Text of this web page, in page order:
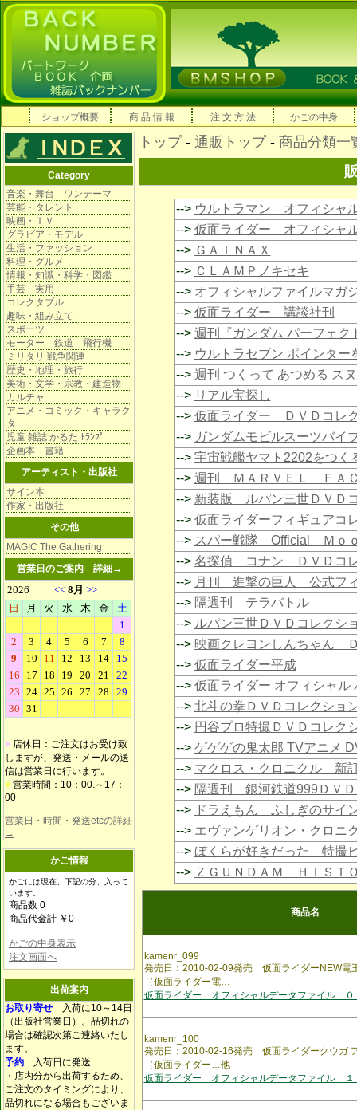
ショップ概要 商 品 情 報 注 文 方 法 かごの中身
Category
音楽・舞台 ワンテーマ
芸能・タレント
映画・ＴＶ
グラビア・モデル
生活・ファッション
料理・グルメ
情報・知識・科学・図鑑
手芸 実用
コレクタブル
趣味・組み立て
スポーツ
モーター 鉄道 飛行機
ミリタリ 戦争関連
歴史・地理・旅行
美術・文学・宗教・建造物
カルチャ
アニメ・コミック・キャラク
タ
児童 雑誌 かるた ﾄﾗﾝﾌﾟ
企画本 書籍
アーティスト・出版社
サイン本
作家・出版社
その他
MAGIC The Gathering
営業日のご案内 詳細→
■ 店休日：ご注文はお受け致
しますが、発送・メールの送
信は営業日に行います。
■ 営業時間：10：00.～17：
00
営業日・時間・発送etcの詳細
→
かご情報
かごには現在、下記の分、入って
います。
商品数 0
商品代金計 ￥0
かごの中身表示
注文画面へ
出荷案内
お取り寄せ 入荷に10～14日
（出版社営業日）。品切れの
場合は確認次第ご連絡いたし
ます。
予約 入荷日に発送
・店内分から出荷するため、
ご注文のタイミングにより、
品切れになる場合もございま
トップ- 通販トップ- 商品分類一
--> ウルトラマン オフィシ
--> 仮面ライダー オフィシ
--> ＧＡＩＮＡＸ
--> ＣＬＡＭＰノキセキ
--> オフィシャルファイルマ
--> 仮面ライダー 講談社刊
--> 週刊『ガンダム パーフェク
--> ウルトラセブン ポインター
--> 週刊 つくって あつめる ス
--> リアル宝探し
--> 仮面ライダー ＤＶＤコレ
--> ガンダムモビルスーツバイ
--> 宇宙戦艦ヤマト2202をつく
--> 週刊 ＭＡＲＶＥＬ ＦＡ
--> 新装版 ルパン三世ＤＶＤ
--> 仮面ライダーフィギュアコ
--> スパー戦隊 Official Ｍｏ
--> 名探偵 コナン ＤＶＤコ
--> 月刊 進撃の巨人 公式フ
--> 隔週刊 テラバトル
--> ルパン三世ＤＶＤコレクシ
--> 映画クレヨンしんちゃん
--> 仮面ライダー平成
--> 仮面ライダー オフィシャル
--> 北斗の拳ＤＶＤコレクショ
--> 円谷プロ特撮ＤＶＤコレク
--> ゲゲゲの鬼太郎 TVアニメ
--> マクロス・クロニクル 新
--> 隔週刊 銀河鉄道999ＤＶ
--> ドラえもん ふしぎのサイ
--> エヴァンゲリオン・クロ
--> ぼくらが好きだった 特撮
--> ＺＧＵＮＤＡＭ ＨＩＳＴ
商品名
kamenr_099
発売日：2010-02-09発売 仮面ライダーNEW電
（仮面ライダー電…
仮面ライダー オフィシャルデータファイル ０
kamenr_100
発売日：2010-02-16発売 仮面ライダークウガ
（仮面ライダー…他
仮面ライダー オフィシャルデータファイル １